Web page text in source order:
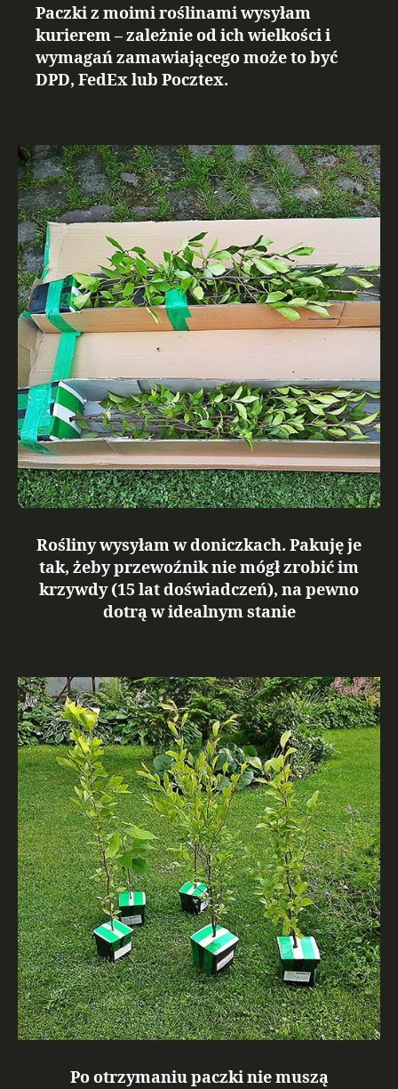
Paczki z moimi roślinami wysyłam
kurierem – zależnie od ich wielkości i
wymagań zamawiającego może to być
DPD, FedEx lub Pocztex.
Rośliny wysyłam w doniczkach. Pakuję je
tak, żeby przewoźnik nie mógł zrobić im
krzywdy (15 lat doświadczeń), na pewno
dotrą w idealnym stanie
Po otrzymaniu paczki nie muszą